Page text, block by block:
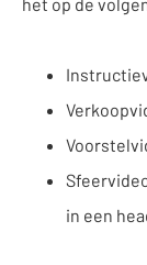
in een